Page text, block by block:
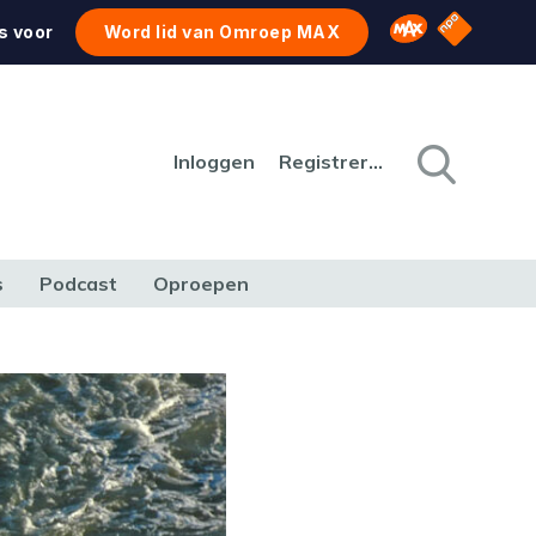
voor Word lid van Omroep MAX Omroep MAX
NPO
Inloggen Registreren
Podcast Oproepen